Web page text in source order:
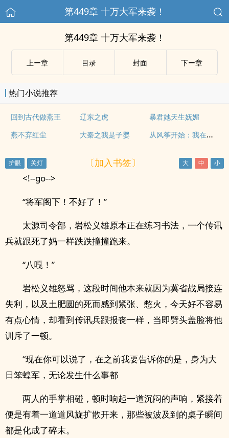
第449章 十万大军来袭！
第449章 十万大军来袭！
上ー章 目录 封面 下ー章
热门小说推荐
回到古代做燕王 辽东之虎
暴君她天生妩媚
燕不弃红尘
大秦之我是子婴 从风筝开始：我在谍战世界的传说
〔加入书签〕
<!--go-->
“将军阁下！不好了！”
太源司令部，岩松义雄原本正在练习书法，一个传讯
兵就跟死了妈一样跌跌撞撞跑来。
“八嘎！”
岩松义雄怒骂，这段时间他本来就因为冀省战局接连
失利，以及土肥圆的死而感到紧张、憋火，今天好不容易
有点心情，却看到传讯兵跟报丧一样，当即劈头盖脸将他
训斥了一顿。
“现在你可以说了，在之前我要告诉你的是，身为大
日笨蝗军，无论发生什么事都
两人的手掌相碰，顿时响起一道沉闷的声响，紧接着
便是有着一道道风旋扩散开来，那些被波及到的桌子瞬间
都是化成了碎末。